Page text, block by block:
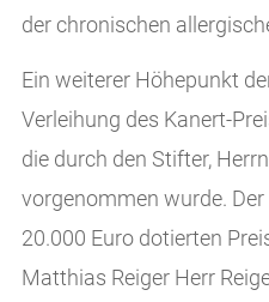
der chronischen
Ein weiterer Höhepunkt
Verleihung des Kanert-
die durch den Stifter,
vorgenommen wurde.
20.000 Euro dotierten
Matthias Reiger Herr